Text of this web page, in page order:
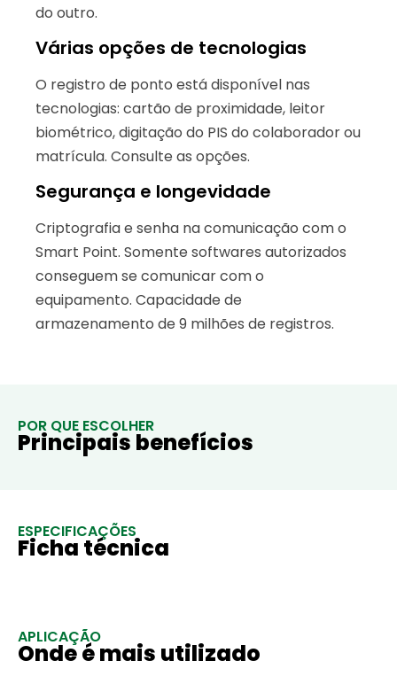
do outro.
Várias opções de tecnologias
O registro de ponto está disponível nas
tecnologias: cartão de proximidade, leitor
biométrico, digitação do PIS do colaborador ou
matrícula. Consulte as opções.
Segurança e longevidade
Criptografia e senha na comunicação com o
Smart Point. Somente softwares autorizados
conseguem se comunicar com o
equipamento. Capacidade de
armazenamento de 9 milhões de registros.
POR QUE ESCOLHER
Principais benefícios
ESPECIFICAÇÕES
Ficha técnica
APLICAÇÃO
Onde é mais utilizado